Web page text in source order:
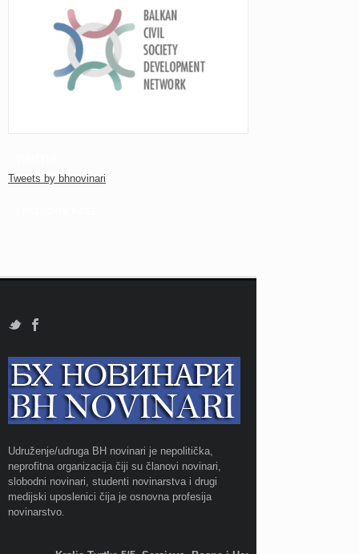
Tweets by bhnovinari
Udruženje/udruga BH novinari je nepolitička,
neprofitna organizacija čiji su članovi novinari,
slobodni novinari, studenti novinarstva i drugi
medijski uposlenici čija je osnovna profesija
novinarstvo.